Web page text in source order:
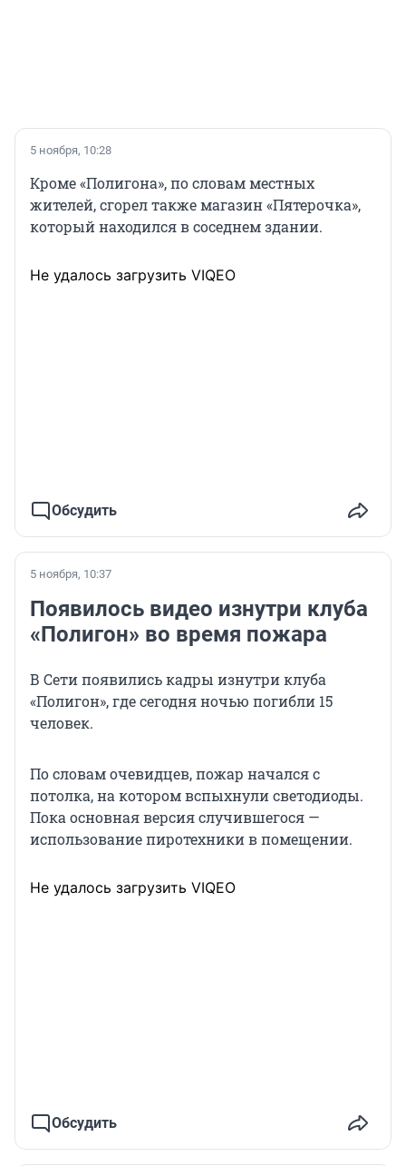
5 ноября, 10:28
Кроме «Полигона», по словам местных
жителей, сгорел также магазин «Пятерочка»,
который находился в соседнем здании.
Не удалось загрузить VIQEO
Обсудить
5 ноября, 10:37
Появилось видео изнутри клуба
«Полигон» во время пожара
В Сети появились кадры изнутри клуба
«Полигон», где сегодня ночью погибли 15
человек.
По словам очевидцев, пожар начался с
потолка, на котором вспыхнули светодиоды.
Пока основная версия случившегося —
использование пиротехники в помещении.
Не удалось загрузить VIQEO
Обсудить